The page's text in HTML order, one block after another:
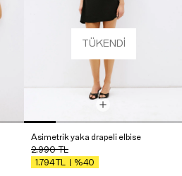
Asimetrik yaka drapeli elbise
2.990TL
1.794TL %40
TÜKENDI